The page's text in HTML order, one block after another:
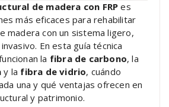
de madera con FRP es
más eficaces para rehabilitar
madera con un sistema ligero,
En esta guía técnica
la fibra de carbono, la
y la fibra de vidrio, cuándo
una y qué ventajas ofrecen en
y patrimonio.